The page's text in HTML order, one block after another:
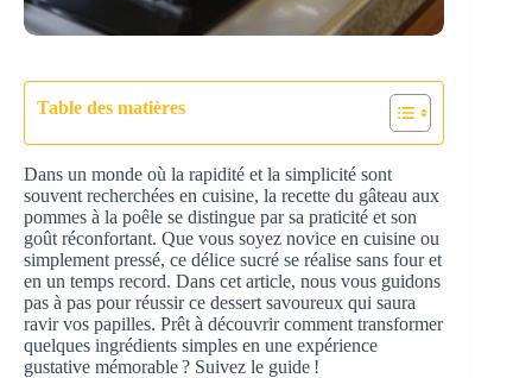
Table des matières
Dans un monde où la rapidité et la simplicité sont
souvent recherchées en cuisine, la recette du gâteau aux
pommes à la poêle se distingue par sa praticité et son
goût réconfortant. Que vous soyez novice en cuisine ou
simplement pressé, ce délice sucré se réalise sans four et
en un temps record. Dans cet article, nous vous guidons
pas à pas pour réussir ce dessert savoureux qui saura
ravir vos papilles. Prêt à découvrir comment transformer
quelques ingrédients simples en une expérience
gustative mémorable ? Suivez le guide !